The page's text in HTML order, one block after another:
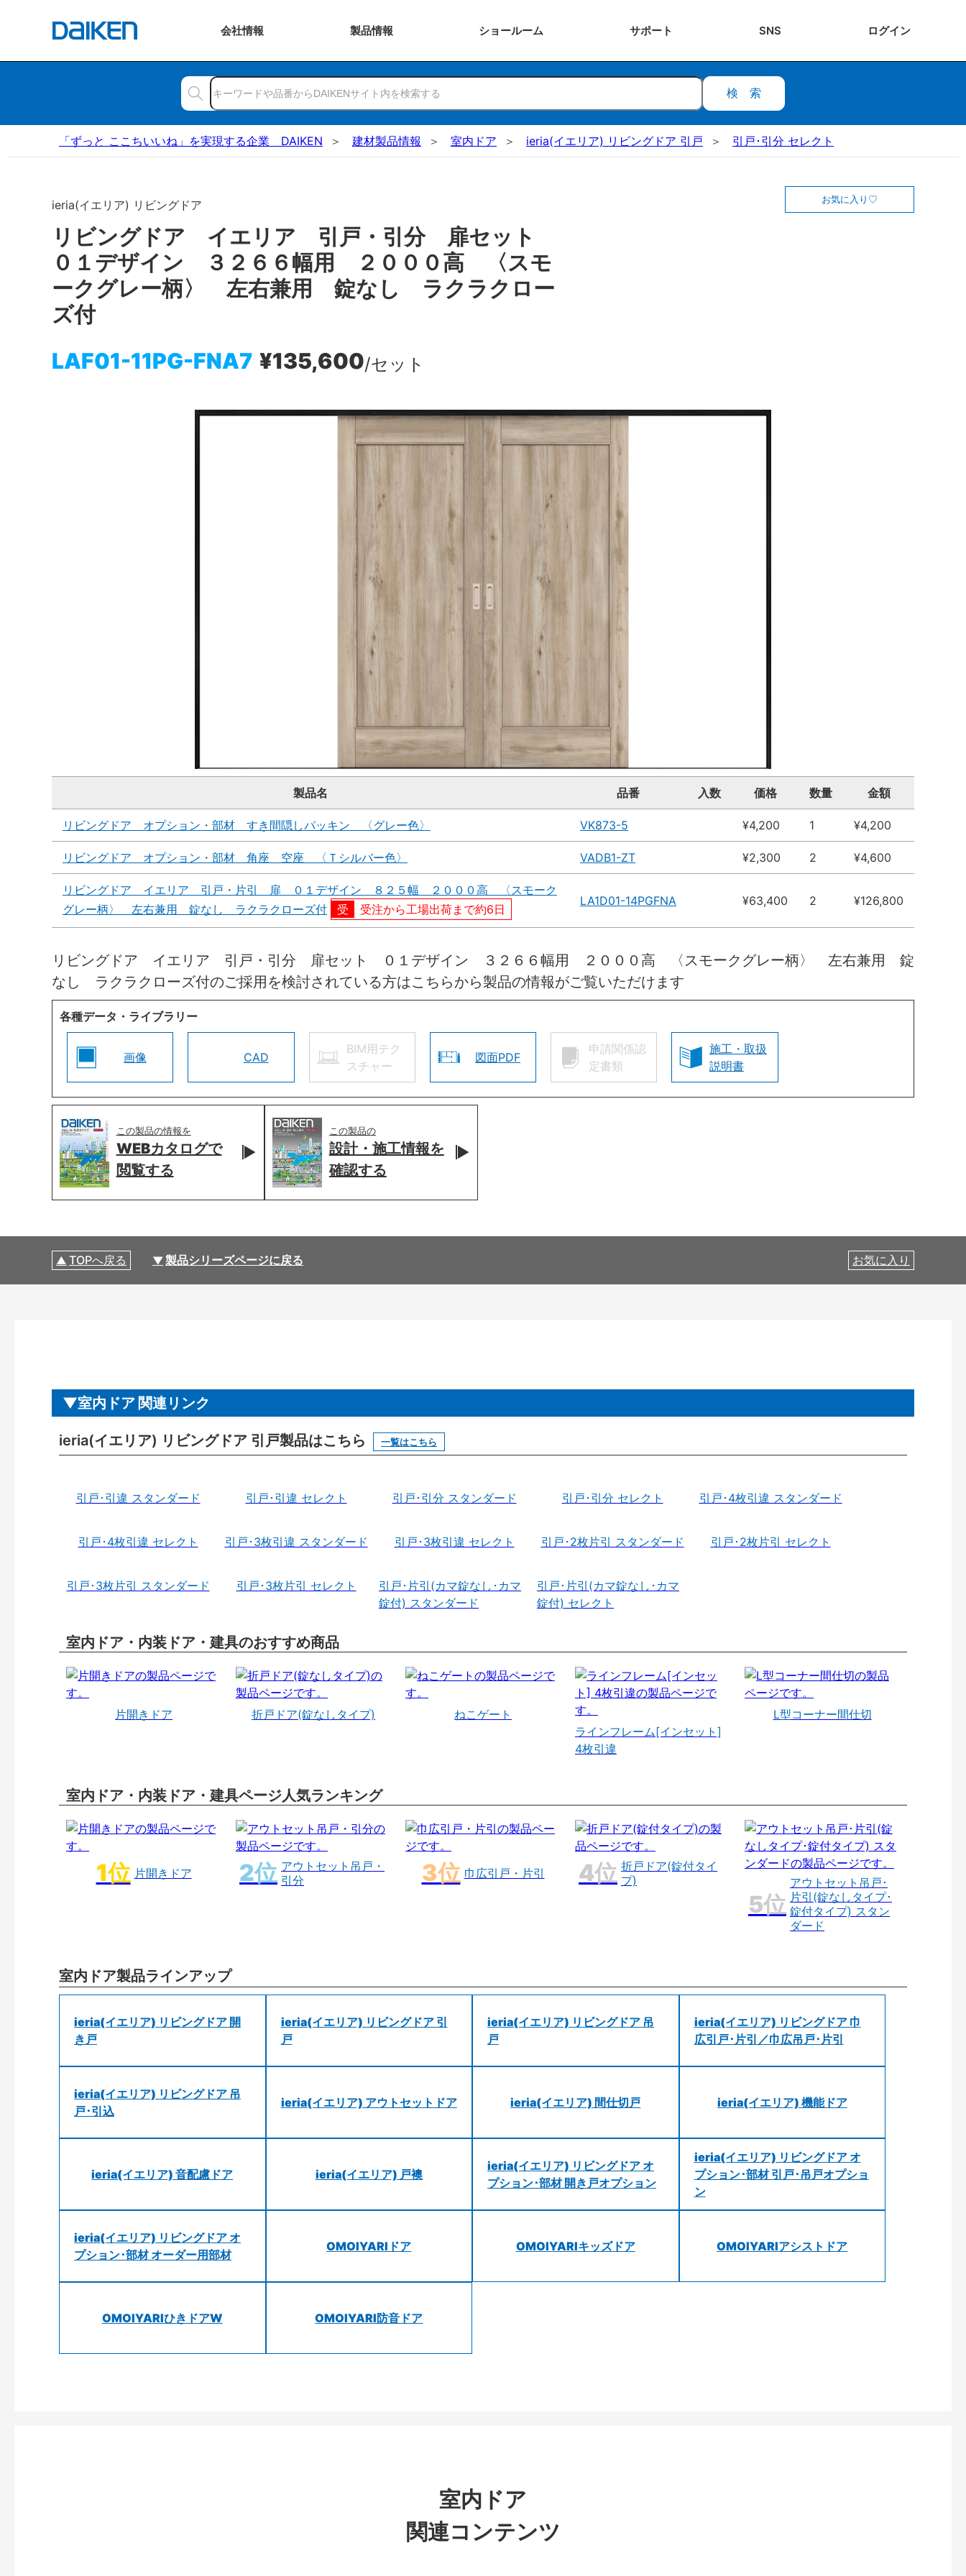
会社情報 製品情報 ショールーム サポート SNS ログイン
検索
「ずっと ここちいいね」を実現する企業 DAIKEN 建材製品情報 室内ドア ieria(イエリア) リビングドア 引戸 引戸･引分 セレクト
ieria(イエリア) リビングドア
リビングドア イエリア 引戸・引分 扉セット
０１デザイン ３２６６幅用 ２０００高 〈スモ
ークグレー柄〉 左右兼用 錠なし ラクラクロー
ズ付
LAF01-11PG-FNA7 ¥135,600/セット
お気に入り
製品名 品番 入数 価格 数量 金額
リビングドア オプション・部材 すき間隠しパッキン 〈グレー色〉 VK873-5 ¥4,200 1 ¥4,200
リビングドア オプション・部材 角座 空座 〈Ｔシルバー色〉 VADB1-ZT ¥2,300 2 ¥4,600
リビングドア イエリア 引戸・片引 扉 ０１デザイン ８２５幅 ２０００高 〈スモーク
グレー柄〉 左右兼用 錠なし ラクラクローズ付
受注から工場出荷まで約6日
LA1D01-14PGFNA ¥63,400 2 ¥126,800
リビングドア イエリア 引戸・引分 扉セット ０１デザイン ３２６６幅用 ２０００高 〈スモークグレー柄〉 左右兼用 錠
なし ラクラクローズ付のご採用を検討されている方はこちらから製品の情報がご覧いただけます
各種データ・ライブラリー
画像 CAD
BIM用テク
スチャー
図面PDF
申請関係認
定書類
施工・取扱
説明書
この製品の情報を
WEBカタログで
閲覧する
この製品の
設計・施工情報を
確認する
TOPへ戻る 製品シリーズページに戻る お気に入り
室内ドア 関連リンク
ieria(イエリア) リビングドア 引戸製品はこちら 一覧はこちら
引戸･引違 スタンダード 引戸･引違 セレクト 引戸･引分 スタンダード 引戸･引分 セレクト 引戸･4枚引違 スタンダード
引戸･4枚引違 セレクト 引戸･3枚引違 スタンダード 引戸･3枚引違 セレクト 引戸･2枚片引 スタンダード 引戸･2枚片引 セレクト
引戸･3枚片引 スタンダード 引戸･3枚片引 セレクト
引戸･片引(カマ錠なし･カマ
錠付) スタンダード
引戸･片引(カマ錠なし･カマ
錠付) セレクト
室内ドア・内装ドア・建具のおすすめ商品
片開きドア 折戸ドア(錠なしタイプ)
ねこゲート
ラインフレーム[インセット]
4枚引違
L型コーナー間仕切
室内ドア・内装ドア・建具ページ人気ランキング
片開きドア
アウトセット吊戸・
引分
巾広引戸・片引
折戸ドア(錠付タイ
プ)
アウトセット吊戸･
片引(錠なしタイプ･
錠付タイプ) スタン
ダード
室内ドア製品ラインアップ
ieria(イエリア) リビングドア 開
き戸
ieria(イエリア) リビングドア 引
戸
ieria(イエリア) リビングドア 吊
戸
ieria(イエリア) リビングドア 巾
広引戸･片引／巾広吊戸･片引
ieria(イエリア) リビングドア 吊
戸･引込
ieria(イエリア) アウトセットドア ieria(イエリア) 間仕切戸 ieria(イエリア) 機能ドア
ieria(イエリア) 音配慮ドア ieria(イエリア) 戸襖
ieria(イエリア) リビングドア オ
プション･部材 開き戸オプション
ieria(イエリア) リビングドア オ
プション･部材 引戸･吊戸オプショ
ン
ieria(イエリア) リビングドア オ
プション･部材 オーダー用部材
OMOIYARIドア OMOIYARIキッズドア OMOIYARIアシストドア
OMOIYARIひきドアW OMOIYARI防音ドア
室内ドア
関連コンテンツ